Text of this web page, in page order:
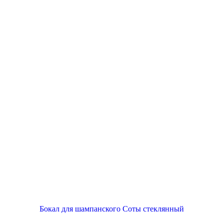
Бокал для шампанского Соты стеклянный